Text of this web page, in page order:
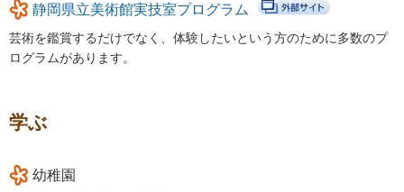
児童手当の支給について
“あいのうた”短歌コンテスト受賞作品
しずおか子育て優待カード
こども若者局SNS
静岡県立美術館実技室プログラム
芸術を鑑賞するだけでなく、体験したいという方のために多数のプ
ログラムがあります。
学ぶ
幼稚園